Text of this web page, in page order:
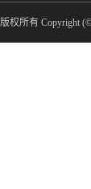
版权所有 Copyright